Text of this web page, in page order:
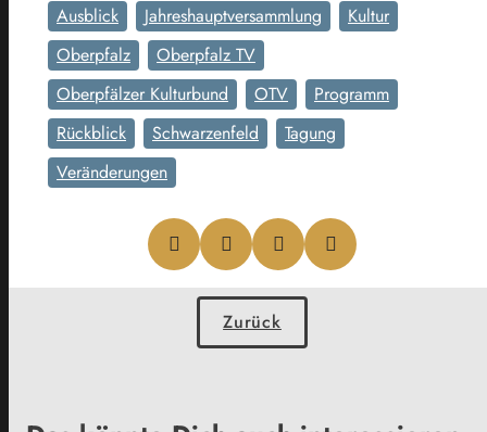
Ausblick Jahreshauptversammlung
Kultur
Oberpfalz
Oberpfalz TV
Oberpfälzer Kulturbund
OTV
Programm
Rückblick
Schwarzenfeld
Tagung
Veränderungen
Zurück